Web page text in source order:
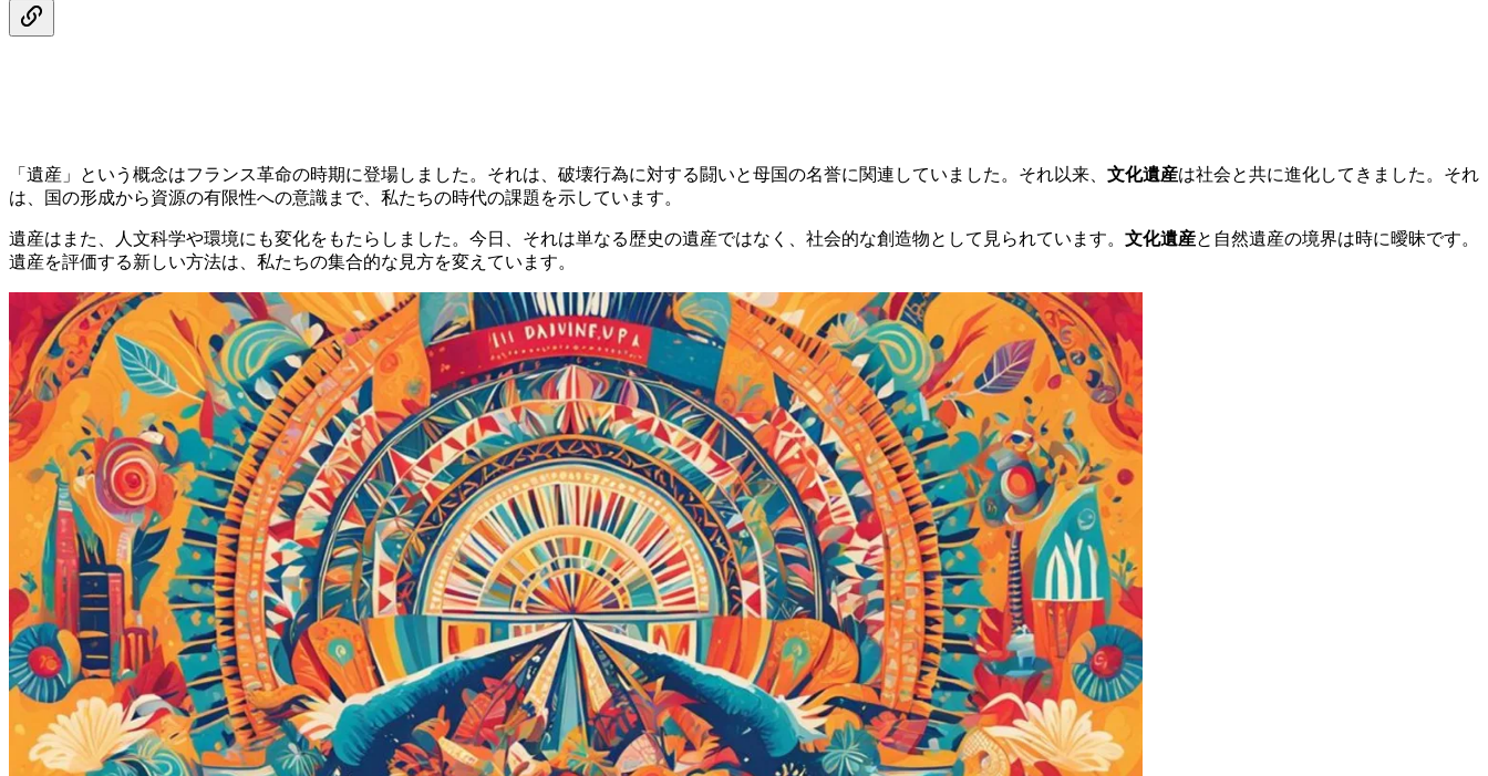
「遺産」という概念はフランス革命の時期に登場しました。それは、破壊行為に対する闘いと母国の名誉に関連していました。それ以来、 文化遺産は社会と共に進化してきました。それ
は、国の形成から資源の有限性への意識まで、私たちの時代の課題を示しています。
遺産はまた、人文科学や環境にも変化をもたらしました。今日、それは単なる歴史の遺産ではなく、社会的な創造物として見られています。 文化遺産と自然遺産の境界は時に曖昧です。
遺産を評価する新しい方法は、私たちの集合的な見方を変えています。